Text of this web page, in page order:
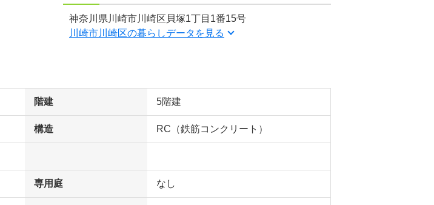
神奈川県川崎市川崎区貝塚1丁目1番15号
川崎市川崎区の暮らしデータを見る
階建 5階建
構造 RC（鉄筋コンクリート）
専用庭 なし